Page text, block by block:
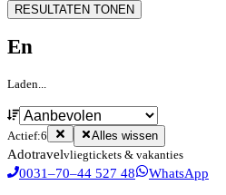
RESULTATEN TONEN
En
Laden...
Actief:6 Alles wissen
Adotravelvliegtickets & vakanties
0031–70–44 527 48 WhatsApp